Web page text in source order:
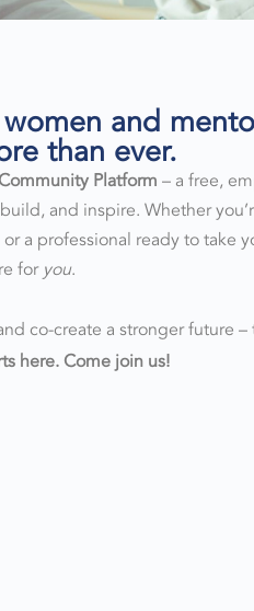
and
than ever.
Platform – a free,
and inspire. Whether
a professional ready to take
for you.
co-create a stronger future –
here. Come join us!